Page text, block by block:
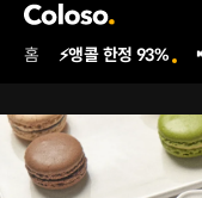
콜로소
Coloso Menu
홈 ⚡앵콜 한정 93%